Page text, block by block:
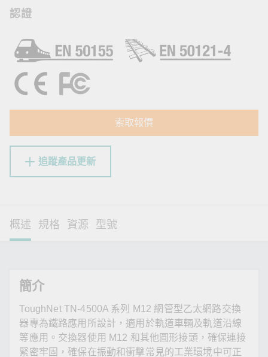
認證
索取報價
追蹤產品更新
概述 規格 資源 型號
簡介
ToughNet TN-4500A 系列 M12 網管型乙太網路交換
器專為鐵路應用所設計，適用於軌道車輛及軌道沿線
等應用。交換器使用 M12 和其他圓形接頭，確保連接
緊密牢固，確保在振動和衝擊常見的工業環境中可正